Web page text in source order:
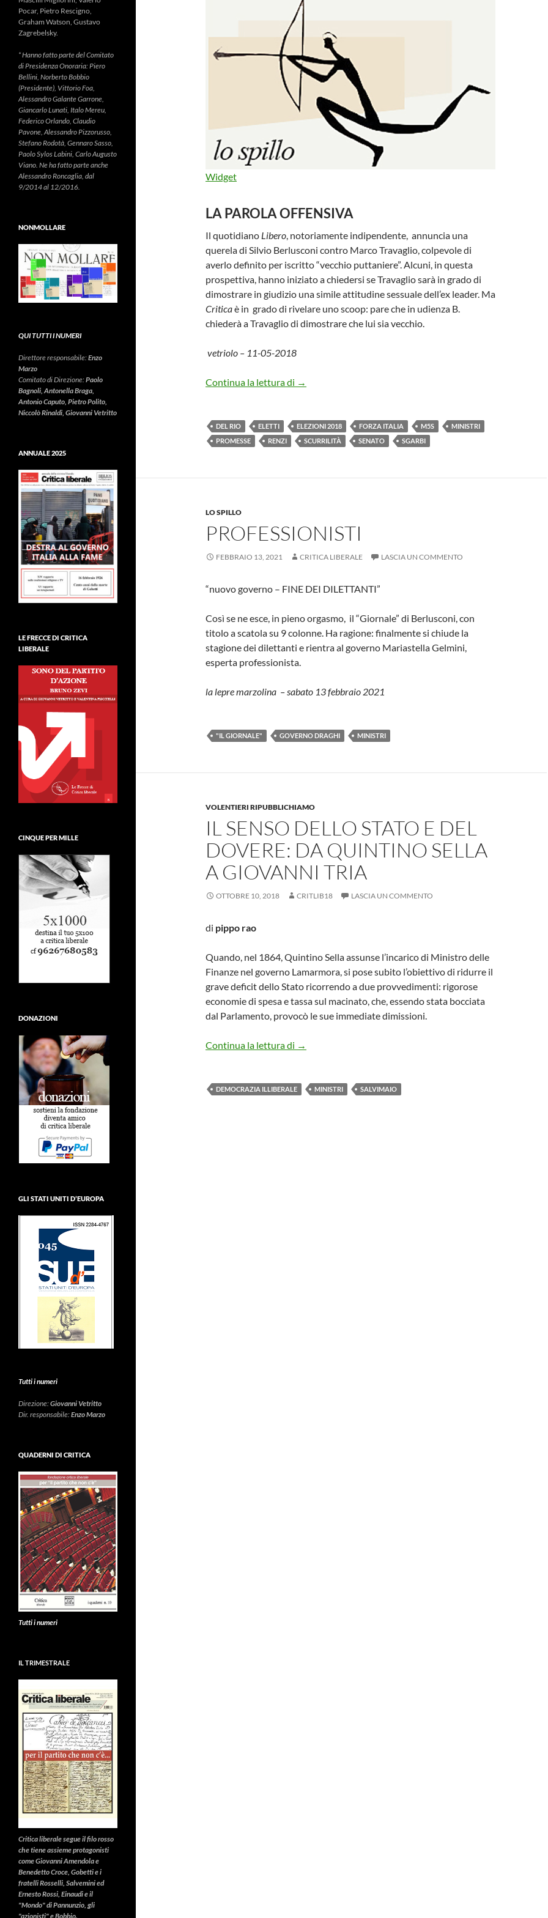
Widget
LA PAROLA OFFENSIVA
Il quotidiano Libero, notoriamente indipendente, annuncia una
querela di Silvio Berlusconi contro Marco Travaglio, colpevole di
averlo definito per iscritto “vecchio puttaniere”. Alcuni, in questa
prospettiva, hanno iniziato a chiedersi se Travaglio sarà in grado di
dimostrare in giudizio una simile attitudine sessuale dell’ex leader. Ma
Criticaè in grado di rivelare uno scoop: pare che in udienza B.
chiederà a Travaglio di dimostrare che lui sia vecchio.
vetriolo – 11-05-2018
Continua la lettura di →
DEL RIO ELETTI ELEZIONI 2018 FORZA ITALIA M5S
MINISTRI
PROMESSE
RENZI SCURRILITÀ SENATO SGARBI
LO SPILLO
PROFESSIONISTI
FEBBRAIO 13, 2021 CRITICA LIBERALE LASCIA UN COMMENTO
“nuovo governo – FINE DEI DILETTANTI”
Così se ne esce, in pieno orgasmo, il “Giornale” di Berlusconi, con
titolo a scatola su 9 colonne. Ha ragione: finalmente si chiude la
stagione dei dilettanti e rientra al governo Mariastella Gelmini,
esperta professionista.
la lepre marzolina – sabato 13 febbraio 2021
"IL GIORNALE" GOVERNO DRAGHI MINISTRI
VOLENTIERI RIPUBBLICHIAMO
IL SENSO DELLO STATO E DEL
DOVERE: DA QUINTINO SELLA
A GIOVANNI TRIA
OTTOBRE 10, 2018 CRITLIB18 LASCIA UN COMMENTO
di pippo rao
Quando, nel 1864, Quintino Sella assunse l’incarico di Ministro delle
Finanze nel governo Lamarmora, si pose subito l’obiettivo di ridurre il
grave deficit dello Stato ricorrendo a due provvedimenti: rigorose
economie di spesa e tassa sul macinato, che, essendo stata bocciata
dal Parlamento, provocò le sue immediate dimissioni.
Continua la lettura di IL SENSO DELLO STATO E DEL DOVERE: DA QUINTINO
→
DEMOCRAZIA ILLIBERALE MINISTRI SALVIMAIO
Pocar, Pietro Rescigno,
Graham Watson, Gustavo
Zagrebelsky.
* Hanno fatto parte del Comitato
di Presidenza Onoraria: Piero
Bellini, Norberto Bobbio
(Presidente), Vittorio Foa,
Alessandro Galante Garrone,
Giancarlo Lunati, Italo Mereu,
Federico Orlando, Claudio
Pavone, Alessandro Pizzorusso,
Stefano Rodotà, Gennaro Sasso,
Paolo Sylos Labini, Carlo Augusto
Viano. Ne ha fatto parte anche
Alessandro Roncaglia, dal
9/2014 al 12/2016.
NONMOLLARE
QUI TUTTI I NUMERI
Direttore responsabile:Enzo
Marzo
Comitato di Direzione:Paolo
Bagnoli, Antonella Braga,
Antonio Caputo, Pietro Polito,
Niccolò Rinaldi, Giovanni Vetritto
ANNUALE 2025
LE FRECCE DI CRITICA
LIBERALE
CINQUE PER MILLE
DONAZIONI
GLI STATI UNITI D’EUROPA
Tutti i numeri
Direzione:Giovanni Vetritto
Dir. responsabile:Enzo Marzo
QUADERNI DI CRITICA
Tutti i numeri
IL TRIMESTRALE
Critica liberalesegue il filo rosso
che tiene assieme protagonisti
come Giovanni Amendola e
Benedetto Croce, Gobetti e i
fratelli Rosselli, Salvemini ed
Ernesto Rossi, Einaudi e il
"Mondo" di Pannunzio, gli
"azionisti" e Bobbio.